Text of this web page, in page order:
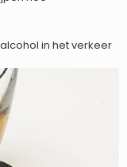
in het verkeer